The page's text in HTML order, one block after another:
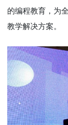
的编程教育，为
教学解决方案。